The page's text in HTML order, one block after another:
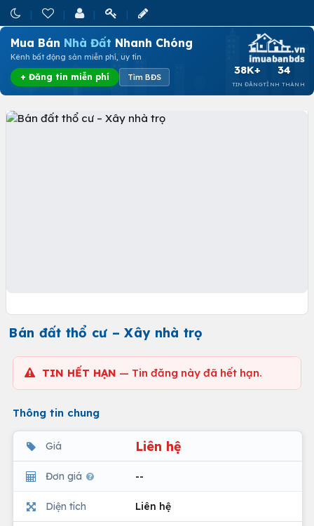
Mua Bán Nhà Đất Nhanh Chóng
Kênh bất động sản miễn phí, uy tín
+ Đăng tin miễn phí Tìm BĐS
38K+
TIN ĐĂNG
34
TỈNH THÀNH
Bán đất thổ cư – Xây nhà trọ
TIN HẾT HẠN — Tin đăng này đã hết hạn.
Thông tin chung
Giá Liên hệ
Đơn giá --
Diện tích Liên hệ